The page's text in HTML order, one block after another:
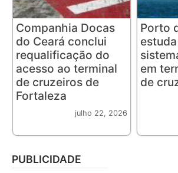
Companhia Docas
do Ceará conclui
requalificação do
acesso ao terminal
de cruzeiros de
Fortaleza
julho 22, 2026
Porto
em
de
PUBLICIDADE